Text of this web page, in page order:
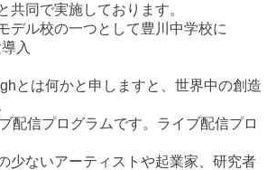
共同で実施しております。
デル校の一つとして豊川中学校に
入
とは何かと申しますと、世界中の創造
配信プログラムです。ライブ配信プロ
少ないアーティストや起業家、研究者